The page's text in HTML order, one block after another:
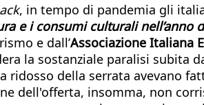
, in tempo di pandemia gli
e i consumi culturali nell’anno
e dall’Associazione Italiana
la sostanziale paralisi subita
della serrata avevano
dell'offerta, insomma, non